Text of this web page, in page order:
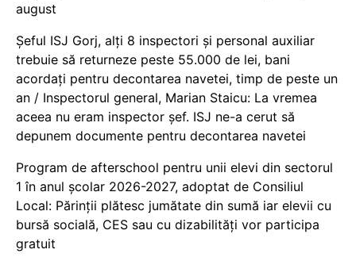
august
Șeful ISJ Gorj, alți 8 inspectori și personal auxiliar
trebuie să returneze peste 55.000 de lei, bani
acordați pentru decontarea navetei, timp de peste un
an / Inspectorul general, Marian Staicu: La vremea
aceea nu eram inspector șef. ISJ ne-a cerut să
depunem documente pentru decontarea navetei
Program de afterschool pentru unii elevi din sectorul
1 în anul școlar 2026-2027, adoptat de Consiliul
Local: Părinții plătesc jumătate din sumă iar elevii cu
bursă socială, CES sau cu dizabilităţi vor participa
gratuit